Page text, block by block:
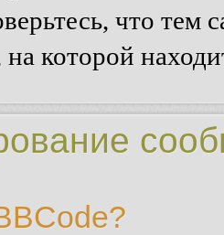
что
которой